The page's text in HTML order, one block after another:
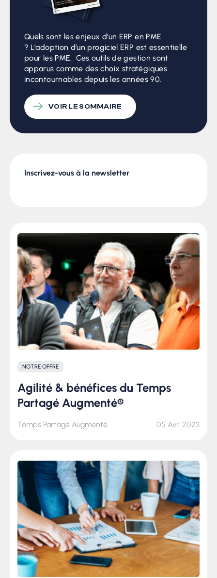
NOTRE OFFRE
Agilité & bénéfices du Temps
Partagé Augmenté®
Temps Partagé Augmenté 05 Avr. 2023
Quels sont les enjeux d’un ERP en PME
? L’adoption d’un progiciel ERP est essentielle
pour les PME. Ces outils de gestion sont
apparus comme des choix stratégiques
incontournables depuis les années 90.
VOIR LE SOMMAIRE
Inscrivez-vous à la newsletter